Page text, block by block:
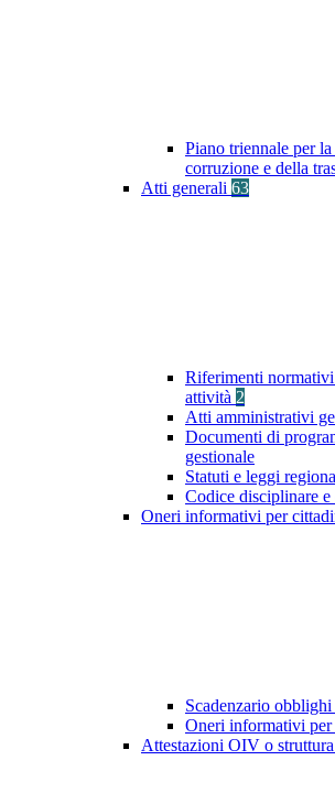
Piano triennale per
corruzione e della
Atti generali 63
Riferimenti
attività 2
Atti amministrativi
Documenti di
gestionale
Statuti e leggi
Codice disciplinare
Oneri informativi per
Scadenzario
Oneri informativi per
Attestazioni OIV o struttura